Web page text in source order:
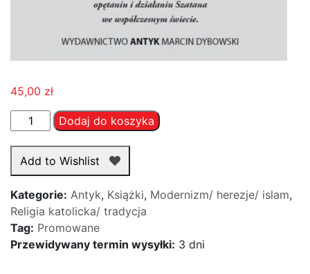
45,00 zł
ilość
Królestwo
Ciemności
świata
i
"wspaniała
odnowa"
Dodaj do koszyka
Add to Wishlist
Kategorie: Antyk, Książki, Modernizm/ herezje/ islam,
Religia katolicka/ tradycja
Tag: Promowane
Przewidywany termin wysyłki: 3 dni